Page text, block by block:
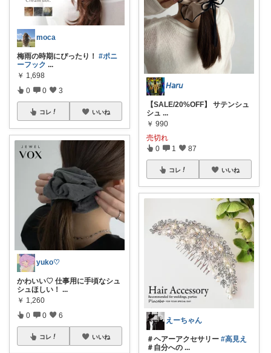
moca
梅雨の時期にぴったり！ #ポニ
ーフック ...
￥ 1,698
0 0 3
コレ いいね
yuko♡
かわいい♡ 仕事用に手頃なシュ
シュほしい！ ...
￥ 1,260
0 0 6
コレ いいね
𝘏𝘢𝘳𝘶
【SALE/20%OFF】 サテンシュ
シュ ...
￥ 990
売切れ
0 1 87
コレ いいね
えーちゃん
＃ヘアーアクセサリー #高見え
＃自分への ...